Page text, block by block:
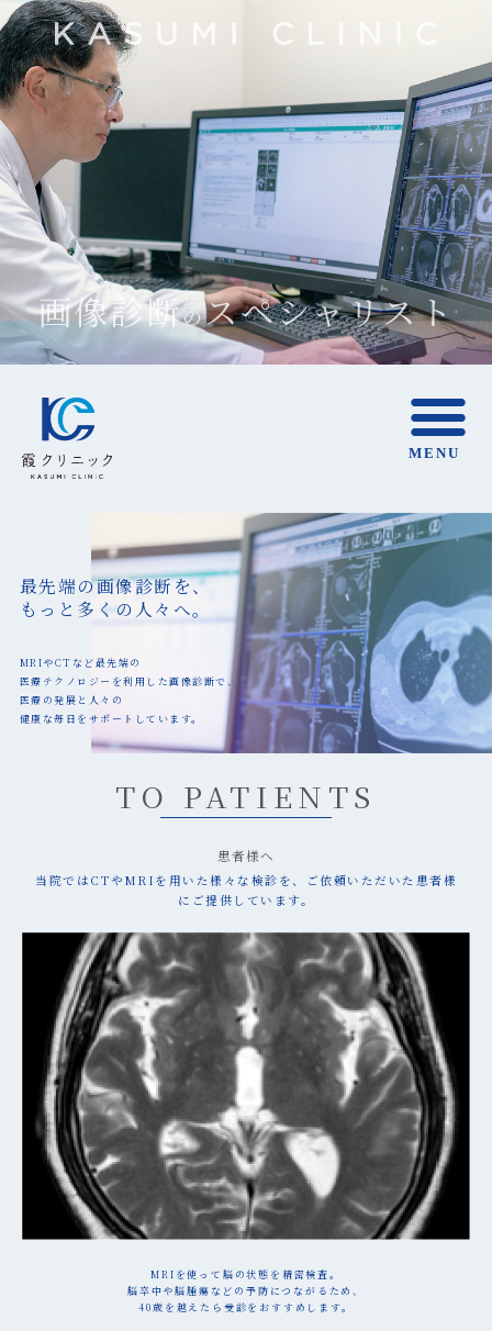
最先端の医療システム
画像診断のスペシャリスト
診断結果のクラウド共有
最先端の医療システム
画像診断のスペシャリスト
診断結果のクラウド共有
最先端の医療システム
画像診断のスペシャリスト
診断結果のクラウド共有
最先端の画像診断を、
もっと多くの人々へ。
MRIやCTなど最先端の
医療テクノロジーを利用した画像診断で、
医療の発展と人々の
健康な毎日をサポートしています。
TO PATIENTS
患者様へ
当院ではCTやMRIを用いた様々な検診を、ご依頼いただいた患者様
にご提供しています。
MRIを使って脳の状態を精密検査。
脳卒中や脳腫瘍などの予防につながるため、
40歳を越えたら受診をおすすめします。